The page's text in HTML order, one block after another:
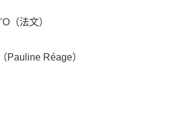
（法文）
Pauline Réage）